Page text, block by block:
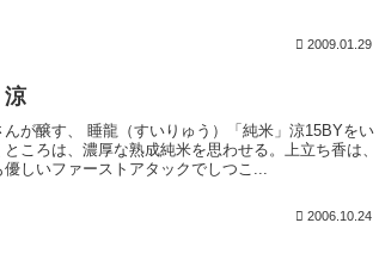
2009.01.29
涼
が醸す、 睡龍（すいりゅう）「純米」涼15BYをい
ころは、濃厚な熟成純米を思わせる。上立ち香は、
しいファーストアタックでしつこ...
2006.10.24